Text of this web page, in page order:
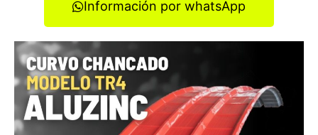
Información por whatsApp